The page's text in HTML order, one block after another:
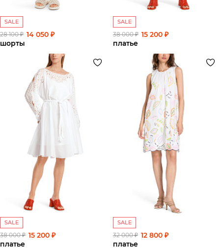
SALE
28 100 ₽ 14 050 ₽
шорты
SALE
38 000 ₽ 15 200 ₽
платье
SALE
38 000 ₽ 15 200 ₽
платье
SALE
32 000 ₽ 12 800 ₽
платье